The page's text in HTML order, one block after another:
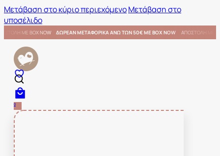
Μετάβαση στο κύριο περιεχόμενοΜετάβαση στο
υποσέλιδο
NOW ΑΠΟΣΤΟΛΗ ΜΕ BOX NOW ΔΩΡΕΑΝ ΜΕΤΑΦΟΡΙΚΑ ΑΝΩ ΤΩΝ 50€ ΜΕ BOX NOW
0